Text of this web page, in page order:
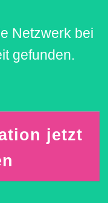
Netzwerk bei
gefunden.
jetzt